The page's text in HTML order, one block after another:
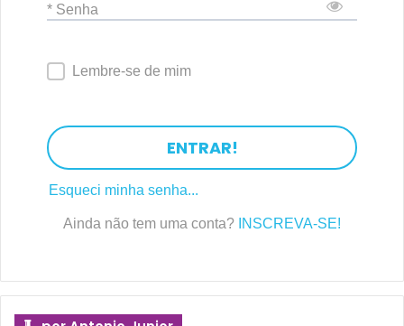
* Senha
Lembre-se de mim
ENTRAR!
Esqueci minha senha...
Ainda não tem uma conta? INSCREVA-SE!